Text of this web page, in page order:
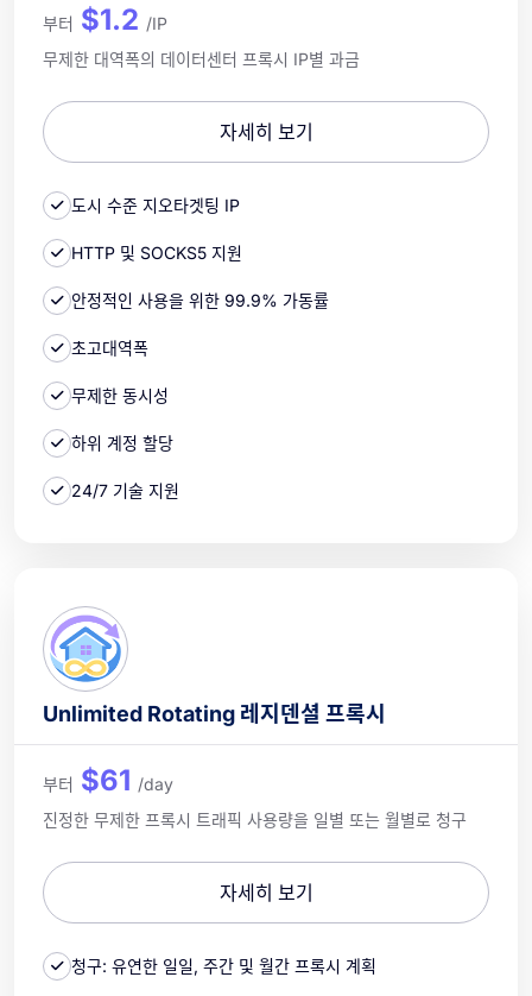
부터 $1.2 /IP
무제한 대역폭의 데이터센터 프록시 IP별 과금
자세히 보기
도시 수준 지오타겟팅 IP
HTTP 및 SOCKS5 지원
안정적인 사용을 위한 99.9% 가동률
초고대역폭
무제한 동시성
하위 계정 할당
24/7 기술 지원
Unlimited Rotating 레지덴셜 프록시
부터 $61 /day
진정한 무제한 프록시 트래픽 사용량을 일별 또는 월별로 청구
자세히 보기
청구: 유연한 일일, 주간 및 월간 프록시 계획